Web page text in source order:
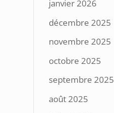
janvier 2026
décembre 2025
novembre 2025
octobre 2025
septembre 2025
août 2025